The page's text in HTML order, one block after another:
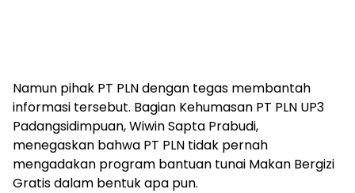
Namun pihak PT PLN dengan tegas membantah
informasi tersebut. Bagian Kehumasan PT PLN UP3
Padangsidimpuan, Wiwin Sapta Prabudi,
menegaskan bahwa PT PLN tidak pernah
mengadakan program bantuan tunai Makan Bergizi
Gratis dalam bentuk apa pun.